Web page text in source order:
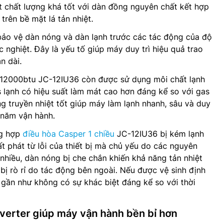
lượng khá tốt với dàn đồng nguyên chất kết hợp
bề mặt lá tản nhiệt.
vệ dàn nóng và dàn lạnh trước các tác động của độ
nghiệt. Đây là yếu tố giúp máy duy trì hiệu quả trao
dài.
12000btu JC-12IU36 còn được sử dụng môi chất lạnh
có hiệu suất làm mát cao hơn đáng kể so với gas
truyền nhiệt tốt giúp máy làm lạnh nhanh, sâu và duy
vận hành.
hợp điều hòa Casper 1 chiều JC-12IU36 bị kém lạnh
phát từ lỗi của thiết bị mà chủ yếu do các nguyên
dàn nóng bị che chắn khiến khả năng tản nhiệt
rò rỉ do tác động bên ngoài. Nếu được vệ sinh định
như không có sự khác biệt đáng kể so với thời
giúp máy vận hành bền bỉ hơn